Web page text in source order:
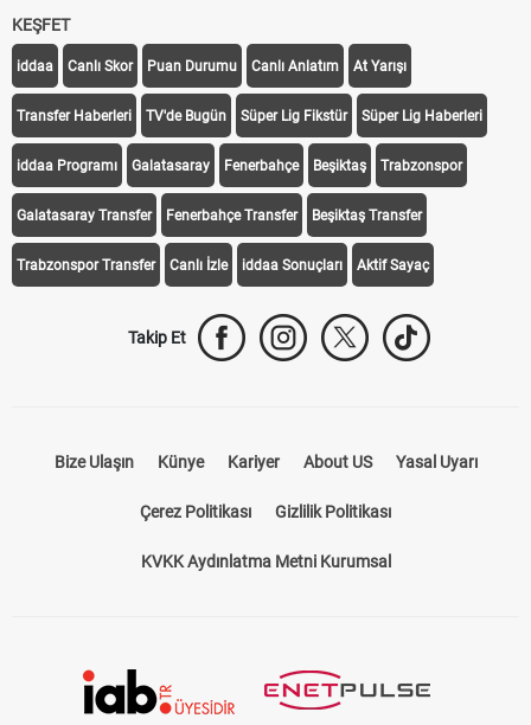
KEŞFET
iddaa Canlı Skor Puan Durumu Canlı Anlatım At Yarışı
Transfer Haberleri TV'de Bugün Süper Lig Fikstür Süper Lig Haberleri
iddaa Programı Galatasaray Fenerbahçe Beşiktaş Trabzonspor
Galatasaray Transfer Fenerbahçe Transfer Beşiktaş Transfer
Trabzonspor Transfer Canlı İzle iddaa Sonuçları Aktif Sayaç
Takip Et
Bize Ulaşın Künye Kariyer About US Yasal Uyarı
Çerez Politikası Gizlilik Politikası
KVKK Aydınlatma Metni Kurumsal